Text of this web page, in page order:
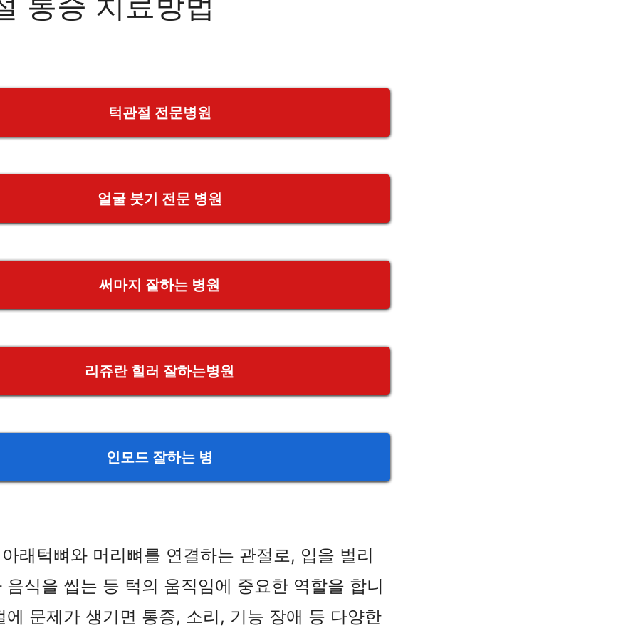
턱관절 전문병원
얼굴 붓기 전문 병원
써마지 잘하는 병원
리쥬란 힐러 잘하는병원
인모드 잘하는 병
래턱뼈와 머리뼈를 연결하는 관절로, 입을 벌리
음식을 씹는 등 턱의 움직임에 중요한 역할을 합니
에 문제가 생기면 통증, 소리, 기능 장애 등 다양한